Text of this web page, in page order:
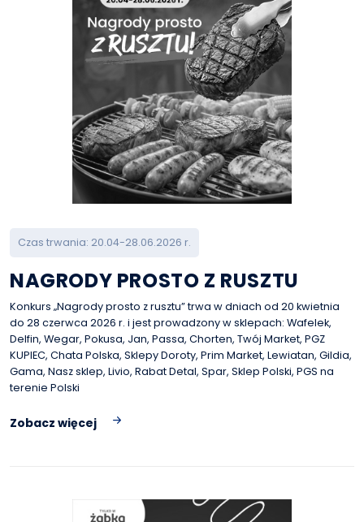
Czas trwania: 20.04-28.06.2026 r.
NAGRODY PROSTO Z RUSZTU
Konkurs „Nagrody prosto z rusztu” trwa w dniach od 20 kwietnia
do 28 czerwca 2026 r. i jest prowadzony w sklepach: Wafelek,
Delfin, Wegar, Pokusa, Jan, Passa, Chorten, Twój Market, PGZ
KUPIEC, Chata Polska, Sklepy Doroty, Prim Market, Lewiatan, Gildia,
Gama, Nasz sklep, Livio, Rabat Detal, Spar, Sklep Polski, PGS na
terenie Polski
Zobacz więcej